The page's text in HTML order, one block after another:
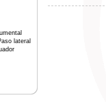
lateral